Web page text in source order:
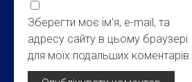
Зберегти моє ім'я, e-mail, та
адресу сайту в цьому браузері
для моїх подальших коментарів.